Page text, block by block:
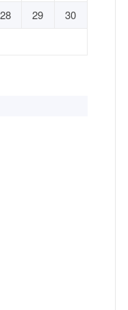
28 29
30